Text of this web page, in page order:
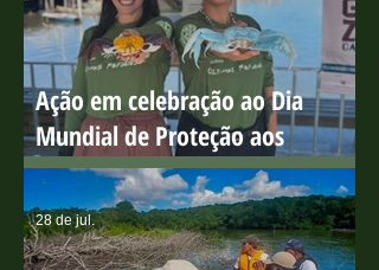
Ação em celebração ao Dia
Mundial de Proteção aos
Manguezais
31 de jul.